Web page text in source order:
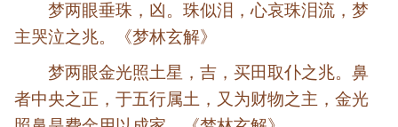
梦两眼垂珠，凶。珠似泪，心哀珠泪流，梦
主哭泣之兆。《梦林玄解》
梦两眼金光照土星，吉，买田取仆之兆。鼻
者中央之正，于五行属土，又为财物之主，金光